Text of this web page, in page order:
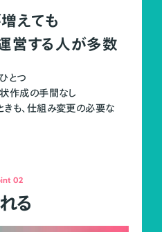
えても
営する人が多数
とつ
状作成の手間なし
きも、仕組み変更の必要な
02
る